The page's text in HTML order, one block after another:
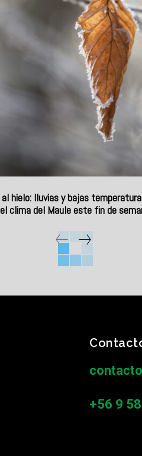
al hielo: lluvias y bajas
el clima del Maule este fin de
+56 9